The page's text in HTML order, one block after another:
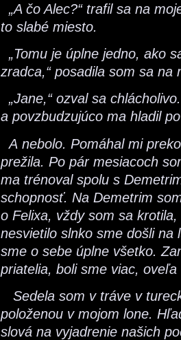
„A čo Alec?“ trafil sa na
to slabé miesto.
„Tomu je úplne jedno, ako
zradca,“ posadila som sa
„Jane,“ ozval sa
a povzbudzujúco ma hladil
A nebolo. Pomáhal mi
prežila. Po pár mesiacoch
ma trénoval spolu s
schopnosť. Na Demetrim
o Felixa, vždy som sa
nesvietilo slnko sme došli na
sme o sebe úplne všetko.
priatelia, boli sme viac, oveľa
Sedela som v tráve v
položenou v mojom lone.
slová na vyjadrenie našich